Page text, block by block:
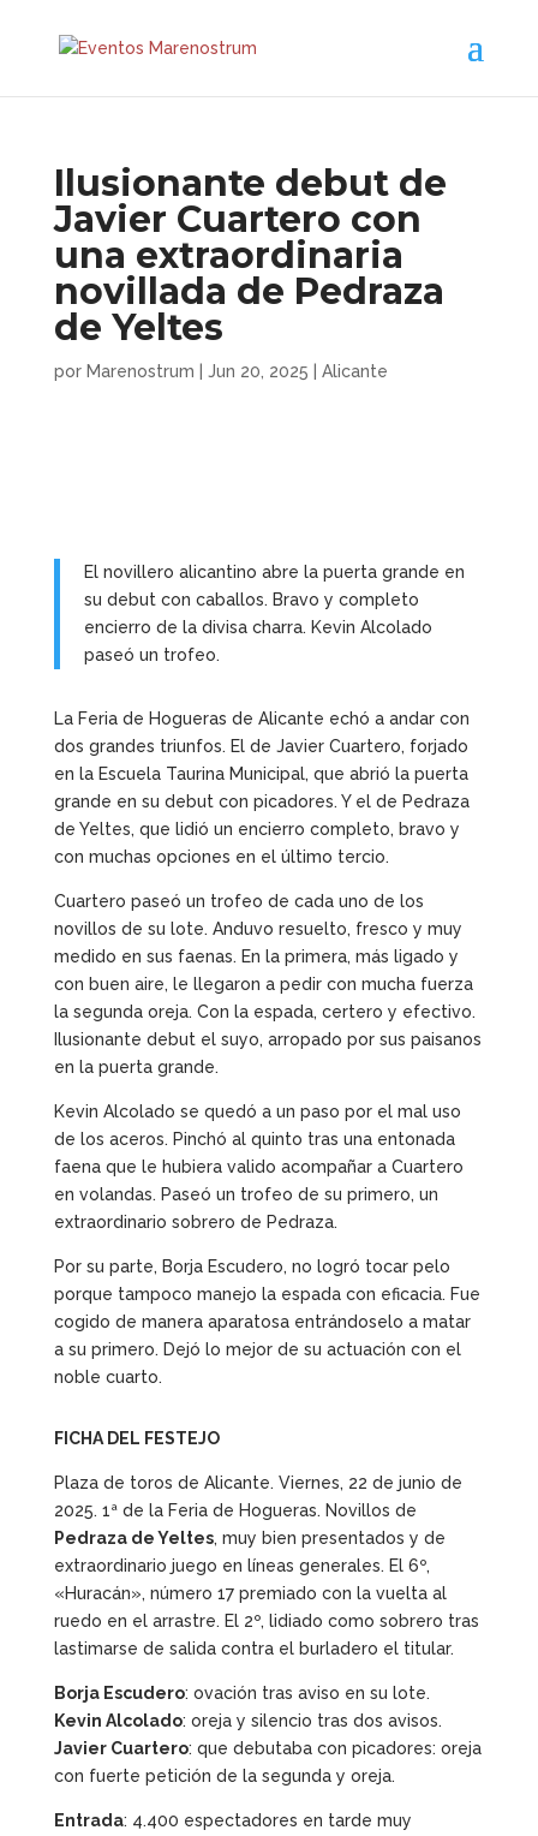
Ilusionante debut de
Javier Cuartero con
una extraordinaria
novillada de Pedraza
de Yeltes
por Marenostrum Jun 20, 2025 Alicante
El novillero alicantino abre la puerta grande en
su debut con caballos. Bravo y completo
encierro de la divisa charra. Kevin Alcolado
paseó un trofeo.
La Feria de Hogueras de Alicante echó a andar con
dos grandes triunfos. El de Javier Cuartero, forjado
en la Escuela Taurina Municipal, que abrió la puerta
grande en su debut con picadores. Y el de Pedraza
de Yeltes, que lidió un encierro completo, bravo y
con muchas opciones en el último tercio.
Cuartero paseó un trofeo de cada uno de los
novillos de su lote. Anduvo resuelto, fresco y muy
medido en sus faenas. En la primera, más ligado y
con buen aire, le llegaron a pedir con mucha fuerza
la segunda oreja. Con la espada, certero y efectivo.
Ilusionante debut el suyo, arropado por sus paisanos
en la puerta grande.
Kevin Alcolado se quedó a un paso por el mal uso
de los aceros. Pinchó al quinto tras una entonada
faena que le hubiera valido acompañar a Cuartero
en volandas. Paseó un trofeo de su primero, un
extraordinario sobrero de Pedraza.
Por su parte, Borja Escudero, no logró tocar pelo
porque tampoco manejo la espada con eficacia. Fue
cogido de manera aparatosa entrándoselo a matar
a su primero. Dejó lo mejor de su actuación con el
noble cuarto.
FICHA DEL FESTEJO
Plaza de toros de Alicante. Viernes, 22 de junio de
2025. 1ª de la Feria de Hogueras. Novillos de
Pedraza de Yeltes, muy bien presentados y de
extraordinario juego en líneas generales. El 6º,
«Huracán», número 17 premiado con la vuelta al
ruedo en el arrastre. El 2º, lidiado como sobrero tras
lastimarse de salida contra el burladero el titular.
Borja Escudero: ovación tras aviso en su lote.
Kevin Alcolado: oreja y silencio tras dos avisos.
Javier Cuartero: que debutaba con picadores: oreja
con fuerte petición de la segunda y oreja.
Entrada: 4.400 espectadores en tarde muy